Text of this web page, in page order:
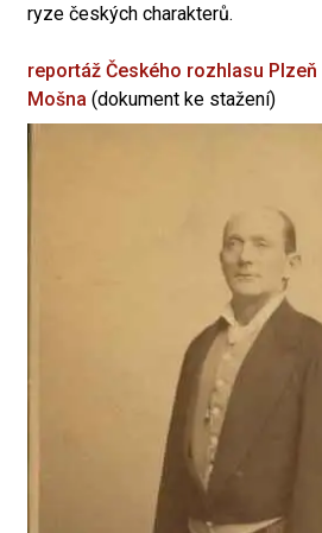
ryze českých charakterů.
reportáž Českého rozhlasu Plzeň
Mošna (dokument ke stažení)